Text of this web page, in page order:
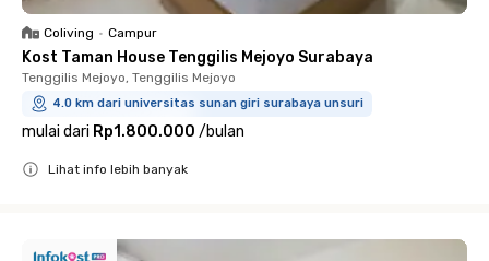
Coliving • Campur
Kost Taman House Tenggilis Mejoyo Surabaya
Tenggilis Mejoyo, Tenggilis Mejoyo
4.0 km dari universitas sunan giri surabaya unsuri
mulai dari Rp1.800.000 /bulan
Lihat info lebih banyak